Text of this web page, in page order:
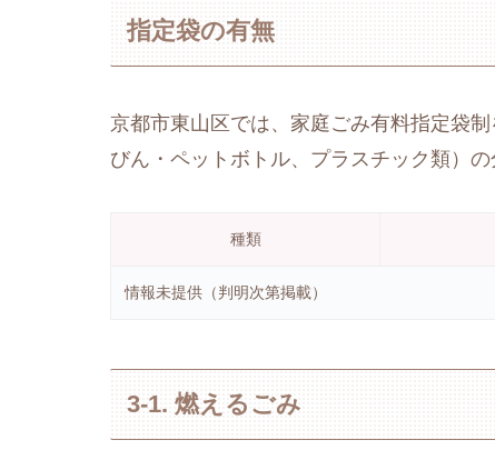
指定袋の有無
京都市東山区では、家庭ごみ有料指定袋
びん・ペットボトル、プラスチック類）の
種類
情報未提供（判明次第掲載）
3-1. 燃えるごみ